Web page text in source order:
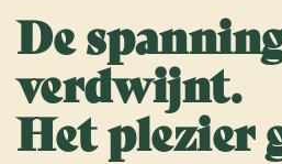
De
verdwijnt.
Het plezier